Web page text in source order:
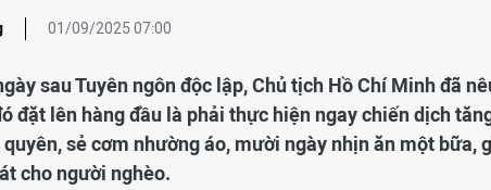
01/09/2025 07:00
sau Tuyên ngôn độc lập, Chủ tịch Hồ Chí Minh đã
đặt lên hàng đầu là phải thực hiện ngay chiến dịch
sẻ cơm nhường áo, mười ngày nhịn ăn một bữa,
cho người nghèo.